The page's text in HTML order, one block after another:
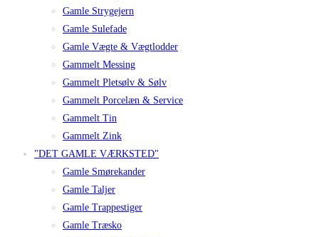
Gamle Strygejern
Gamle Sulefade
Gamle Vægte & Vægtlodder
Gammelt Messing
Gammelt Pletsølv & Sølv
Gammelt Porcelæn & Service
Gammelt Tin
Gammelt Zink
"DET GAMLE VÆRKSTED"
Gamle Smørekander
Gamle Taljer
Gamle Trappestiger
Gamle Træsko